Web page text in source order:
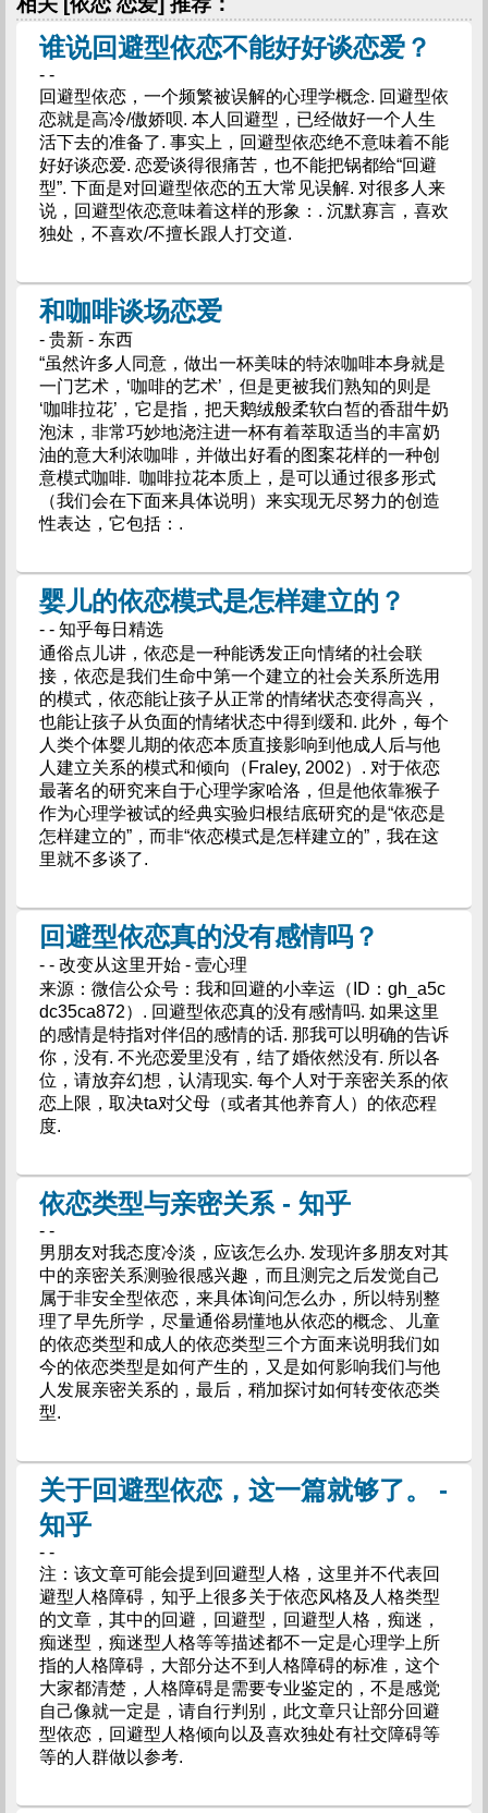
谁说回避型依恋不能好好谈恋爱？
- -
回避型依恋，一个频繁被误解的心理学概念. 回避型依
恋就是高冷/傲娇呗. 本人回避型，已经做好一个人生
活下去的准备了. 事实上，回避型依恋绝不意味着不能
好好谈恋爱. 恋爱谈得很痛苦，也不能把锅都给“回避
型”. 下面是对回避型依恋的五大常见误解. 对很多人来
说，回避型依恋意味着这样的形象：. 沉默寡言，喜欢
独处，不喜欢/不擅长跟人打交道.
和咖啡谈场恋爱
- 贵新 - 东西
“虽然许多人同意，做出一杯美味的特浓咖啡本身就是
一门艺术，‘咖啡的艺术’，但是更被我们熟知的则是
‘咖啡拉花’，它是指，把天鹅绒般柔软白皙的香甜牛奶
泡沫，非常巧妙地浇注进一杯有着萃取适当的丰富奶
油的意大利浓咖啡，并做出好看的图案花样的一种创
意模式咖啡. 咖啡拉花本质上，是可以通过很多形式
（我们会在下面来具体说明）来实现无尽努力的创造
性表达，它包括：.
婴儿的依恋模式是怎样建立的？
- - 知乎每日精选
通俗点儿讲，依恋是一种能诱发正向情绪的社会联
接，依恋是我们生命中第一个建立的社会关系所选用
的模式，依恋能让孩子从正常的情绪状态变得高兴，
也能让孩子从负面的情绪状态中得到缓和. 此外，每个
人类个体婴儿期的依恋本质直接影响到他成人后与他
人建立关系的模式和倾向（Fraley, 2002）. 对于依恋
最著名的研究来自于心理学家哈洛，但是他依靠猴子
作为心理学被试的经典实验归根结底研究的是“依恋是
怎样建立的”，而非“依恋模式是怎样建立的”，我在这
里就不多谈了.
回避型依恋真的没有感情吗？
- - 改变从这里开始 - 壹心理
来源：微信公众号：我和回避的小幸运（ID：gh_a5c
dc35ca872）. 回避型依恋真的没有感情吗. 如果这里
的感情是特指对伴侣的感情的话. 那我可以明确的告诉
你，没有. 不光恋爱里没有，结了婚依然没有. 所以各
位，请放弃幻想，认清现实. 每个人对于亲密关系的依
恋上限，取决ta对父母（或者其他养育人）的依恋程
度.
依恋类型与亲密关系 - 知乎
- -
男朋友对我态度冷淡，应该怎么办. 发现许多朋友对其
中的亲密关系测验很感兴趣，而且测完之后发觉自己
属于非安全型依恋，来具体询问怎么办，所以特别整
理了早先所学，尽量通俗易懂地从依恋的概念、儿童
的依恋类型和成人的依恋类型三个方面来说明我们如
今的依恋类型是如何产生的，又是如何影响我们与他
人发展亲密关系的，最后，稍加探讨如何转变依恋类
型.
关于回避型依恋，这一篇就够了。 -
知乎
- -
注：该文章可能会提到回避型人格，这里并不代表回
避型人格障碍，知乎上很多关于依恋风格及人格类型
的文章，其中的回避，回避型，回避型人格，痴迷，
痴迷型，痴迷型人格等等描述都不一定是心理学上所
指的人格障碍，大部分达不到人格障碍的标准，这个
大家都清楚，人格障碍是需要专业鉴定的，不是感觉
自己像就一定是，请自行判别，此文章只让部分回避
型依恋，回避型人格倾向以及喜欢独处有社交障碍等
等的人群做以参考.